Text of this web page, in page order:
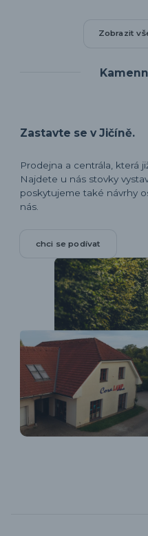
Zobrazit
Zastavte se v Jičíně.
Prodejna a centrála, která
Najdete u nás stovky
poskytujeme také návrhy
nás.
chci se podívat